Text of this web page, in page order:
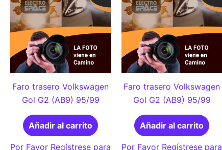
Faro trasero Volkswagen
Gol G2 (AB9) 95/99
Añadir al carrito
Por Favor Regístrese para
Faro trasero Volkswagen
Gol G2 (AB9) 95/99
Añadir al carrito
Por Favor Regístrese para